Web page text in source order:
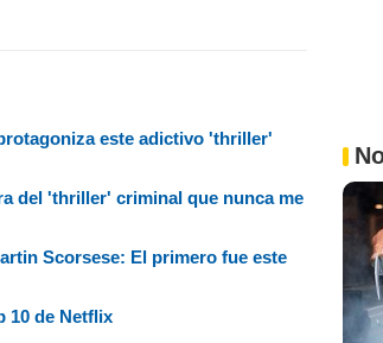
este adictivo 'thriller'
del 'thriller' criminal que nunca me
Scorsese: El primero fue este
10 de Netflix